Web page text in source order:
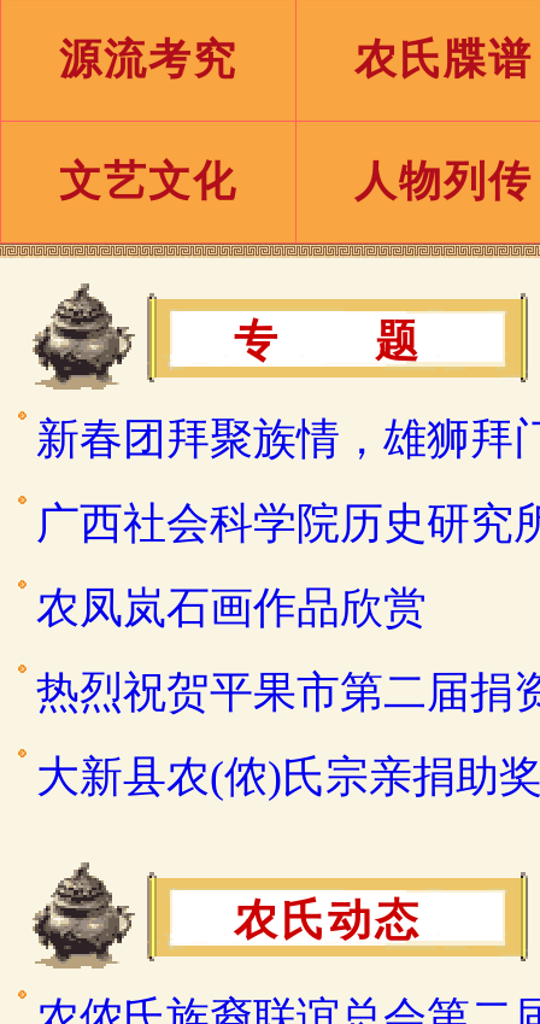
源流考究 农氏牒谱
文艺文化 人物列传
专 题
新春团拜聚族情，雄狮拜
广西社会科学院历史研
农凤岚石画作品欣赏
热烈祝贺平果市第二届
大新县农(侬)氏宗亲捐助
农氏动态